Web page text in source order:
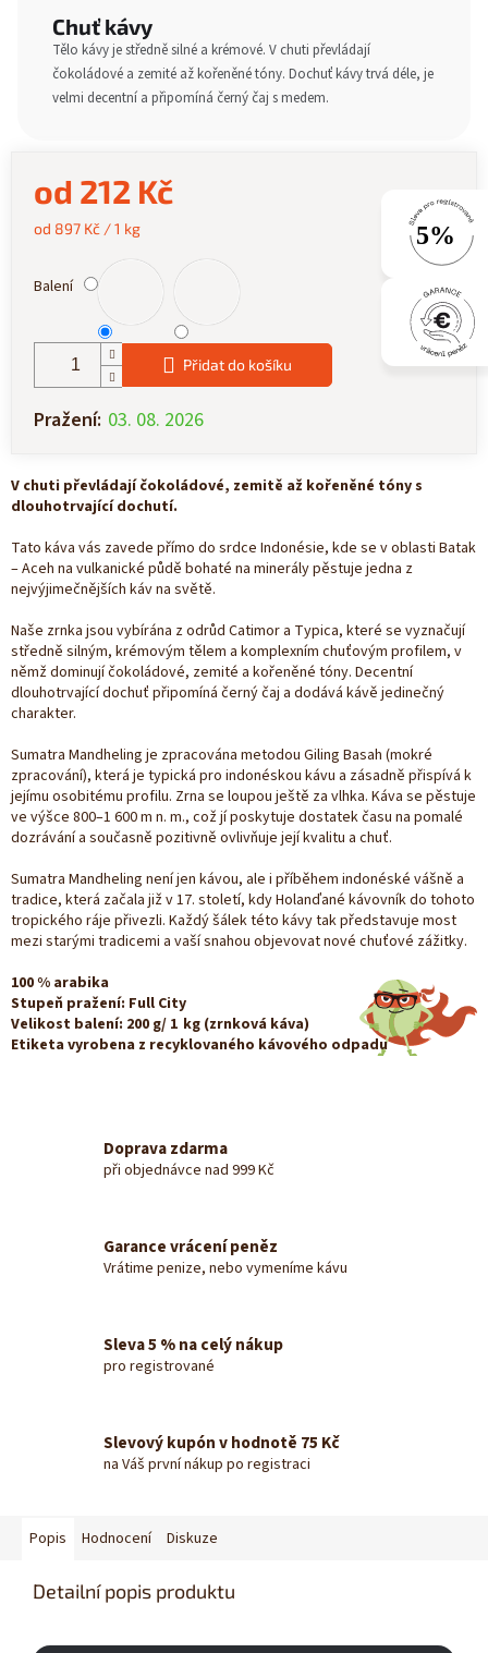
Chuť kávy
Tělo kávy je středně silné a krémové. V chuti převládají
čokoládové a zemité až kořeněné tóny. Dochuť kávy trvá déle, je
velmi decentní a připomíná černý čaj s medem.
od 212 Kč
Měrná
od 897 Kč / 1 kg
Balení
Přidat do košíku
Pražení: 03. 08. 2026
V chuti převládají čokoládové, zemitě až kořeněné tóny s
dlouhotrvající dochutí.
Tato káva vás zavede přímo do srdce Indonésie, kde se v oblasti Batak
– Aceh na vulkanické půdě bohaté na minerály pěstuje jedna z
nejvýjimečnějších káv na světě.
Naše zrnka jsou vybírána z odrůd Catimor a Typica, které se vyznačují
středně silným, krémovým tělem a komplexním chuťovým profilem, v
němž dominují čokoládové, zemité a kořeněné tóny. Decentní
dlouhotrvající dochuť připomíná černý čaj a dodává kávě jedinečný
charakter.
Sumatra Mandheling je zpracována metodou Giling Basah (mokré
zpracování), která je typická pro indonéskou kávu a zásadně přispívá k
jejímu osobitému profilu. Zrna se loupou ještě za vlhka. Káva se pěstuje
ve výšce 800–1 600 m n. m., což jí poskytuje dostatek času na pomalé
dozrávání a současně pozitivně ovlivňuje její kvalitu a chuť.
Sumatra Mandheling není jen kávou, ale i příběhem indonéské vášně a
tradice, která začala již v 17. století, kdy Holanďané kávovník do tohoto
tropického ráje přivezli. Každý šálek této kávy tak představuje most
mezi starými tradicemi a vaší snahou objevovat nové chuťové zážitky.
100 % arabika
Stupeň pražení: Full City
Velikost balení: 200 g/ 1 kg (zrnková káva)
Etiketa vyrobena z recyklovaného kávového odpadu
Doprava zdarma
při objednávce nad 999 Kč
Garance vrácení peněz
Vrátime penize, nebo vymeníme kávu
Sleva 5 % na celý nákup
pro registrované
Slevový kupón v hodnotě 75 Kč
na Váš první nákup po registraci
Popis Hodnocení Diskuze
Detailní popis produktu